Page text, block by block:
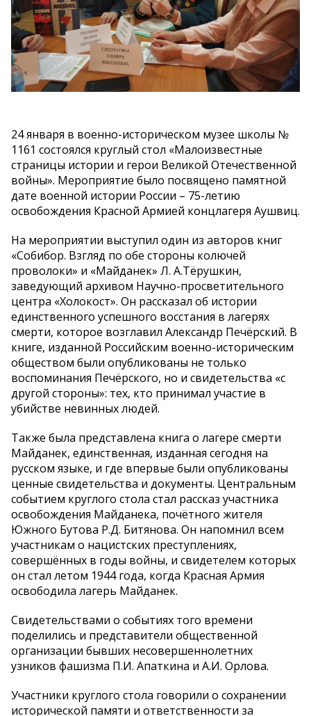
24 января в военно-историческом музее школы №
1161 состоялся круглый стол «Малоизвестные
страницы истории и герои Великой Отечественной
войны». Мероприятие было посвящено памятной
дате военной истории России – 75-летию
освобождения Красной Армией концлагеря Аушвиц.
На мероприятии выступил один из авторов книг
«Собибор. Взгляд по обе стороны колючей
проволоки» и «Майданек» Л. А.Тёрушкин,
заведующий архивом Научно-просветительного
центра «Холокост». Он рассказал об истории
единственного успешного восстания в лагерях
смерти, которое возглавил Александр Печёрский. В
книге, изданной Российским военно-историческим
обществом были опубликованы не только
воспоминания Печёрского, но и свидетельства «с
другой стороны»: тех, кто принимал участие в
убийстве невинных людей.
Также была представлена книга о лагере смерти
Майданек, единственная, изданная сегодня на
русском языке, и где впервые были опубликованы
ценные свидетельства и документы. Центральным
событием круглого стола стал рассказ участника
освобождения Майданека, почётного жителя
Южного Бутова Р.Д. Битянова. Он напомнил всем
участникам о нацистских преступлениях,
совершённых в годы войны, и свидетелем которых
он стал летом 1944 года, когда Красная Армия
освободила лагерь Майданек.
Свидетельствами о событиях того времени
поделились и представители общественной
организации бывших несовершеннолетних
узников фашизма П.И. Апаткина и А.И. Орлова.
Участники круглого стола говорили о сохранении
исторической памяти и ответственности за